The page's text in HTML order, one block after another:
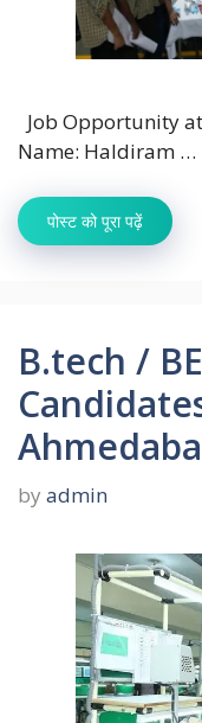
Job Opportunity
Name: Haldiram …
पोस्ट को पूरा पढ़ें
B.tech /
by admin